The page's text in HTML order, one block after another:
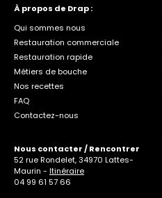
À propos de Drap :
Qui sommes nous
Restauration commerciale
Restauration rapide
Métiers de bouche
Nos recettes
FAQ
Contactez-nous
Nous contacter / Rencontrer
52 rue Rondelet, 34970 Lattes-
Maurin - Itinéraire
04 99 61 57 66